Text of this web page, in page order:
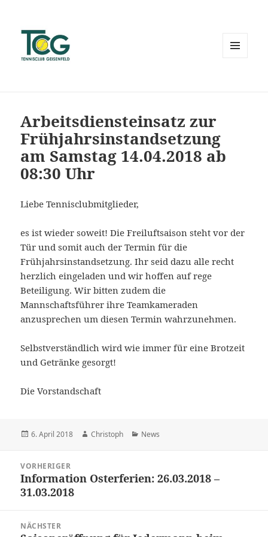
Arbeitsdiensteinsatz zur
Frühjahrsinstandsetzung
am Samstag 14.04.2018 ab
08:30 Uhr
Liebe Tennisclubmitglieder,
es ist wieder soweit! Die Freiluftsaison steht vor der
Tür und somit auch der Termin für die
Frühjahrsinstandsetzung. Ihr seid dazu alle recht
herzlich eingeladen und wir hoffen auf rege
Beteiligung. Wir bitten zudem die
Mannschaftsführer ihre Teamkameraden
anzusprechen um diesen Termin wahrzunehmen.
Selbstverständlich wird wie immer für eine Brotzeit
und Getränke gesorgt!
Die Vorstandschaft
Veröffentlicht
6. April 2018 Autor
Christoph Kategorien
News
VORHERIGER
Vorheriger
Beitrag:
Information Osterferien: 26.03.2018 –
31.03.2018
NÄCHSTER